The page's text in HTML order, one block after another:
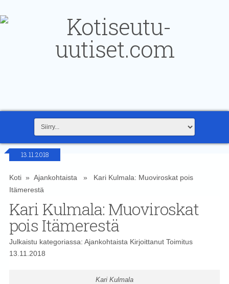
13.11.2018
Koti» Ajankohtaista » Kari Kulmala: Muoviroskat pois
Itämerestä
Kari Kulmala: Muoviroskat
pois Itämerestä
Julkaistu kategoriassa: Ajankohtaista Kirjoittanut Toimitus
13.11.2018
Kari Kulmala